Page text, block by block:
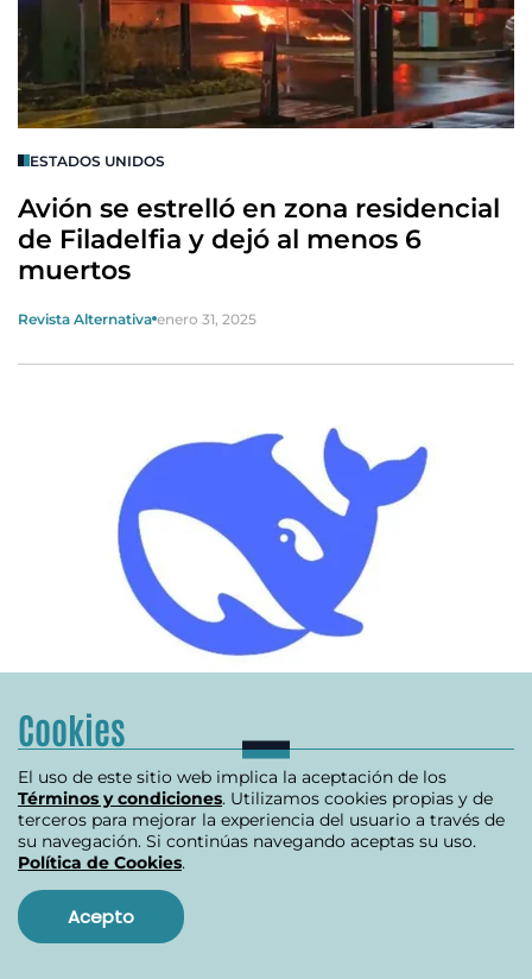
ESTADOS UNIDOS
Avión se estrelló en zona residencial
de Filadelfia y dejó al menos 6
muertos
Revista Alternativa enero 31, 2025
EUROPA
Italia bloquea inteligencia artificial
china DeepSeek por falta de
transparencia en uso de datos
Revista Alternativa enero 31, 2025
Cookies
El uso de este sitio web implica la aceptación de los
Términos y condiciones. Utilizamos cookies propias y de
terceros para mejorar la experiencia del usuario a través de
su navegación. Si continúas navegando aceptas su uso.
Política de Cookies.
Acepto